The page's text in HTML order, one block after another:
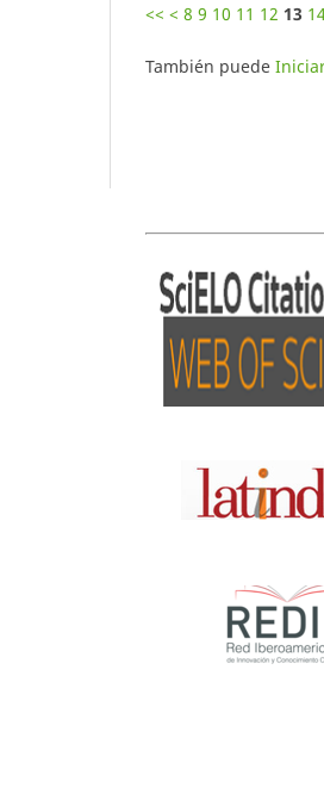
<< < 8 9 10 11 12 13
También puede